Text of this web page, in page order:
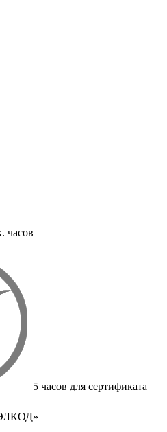
часов
5 часов для сертификата